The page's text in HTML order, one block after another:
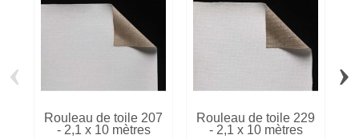
Rouleau de toile 207
- 2,1 x 10 mètres
Rouleau de toile 229
- 2,1 x 10 mètres
‹ ›